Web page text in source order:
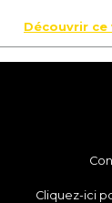
Découvrir ce
Cliquez-ici